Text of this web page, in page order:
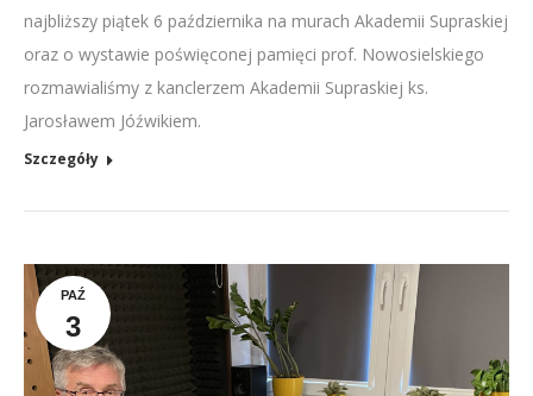
najbliższy piątek 6 października na murach Akademii Supraskiej
oraz o wystawie poświęconej pamięci prof. Nowosielskiego
rozmawialiśmy z kanclerzem Akademii Supraskiej ks.
Jarosławem Jóźwikiem.
Szczegóły
PAŹ
3